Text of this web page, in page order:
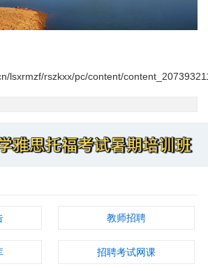
lsxrmzf/rszkxx/pc/content/
教师招聘
招聘考试网课